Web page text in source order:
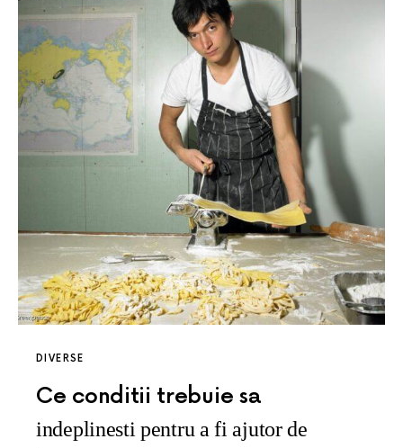
DIVERSE
Ce conditii trebuie sa
indeplinesti pentru a fi ajutor de